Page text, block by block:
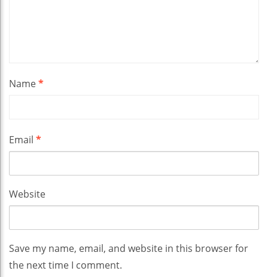
Name*
Email *
Website
Save my name, email, and website in this browser for
the next time I comment.